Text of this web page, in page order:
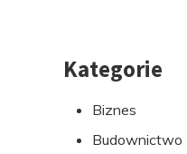
PrzejdźKategorie
Biznes
Budownictwo